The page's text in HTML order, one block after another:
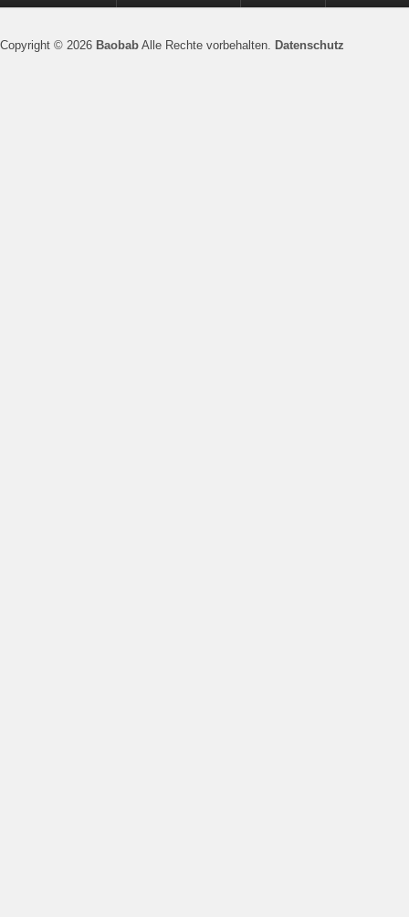
Copyright © 2026 Baobab Alle Rechte vorbehalten. Datenschutz